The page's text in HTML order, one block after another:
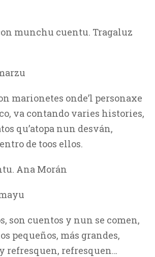
munchu cuentu. Tragaluz
marionetes onde’l personaxe
va contando varies histories,
qu’atopa nun desván,
de toos ellos.
Ana Morán
son cuentos y nun se comen,
pequeños, más grandes,
refresquen, refresquen…